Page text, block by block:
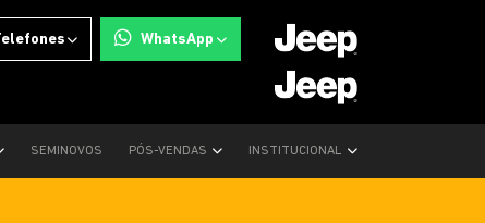
WhatsApp
SEMINOVOS PÓS-VENDAS INSTITUCIONAL
2025: grades, rodas e